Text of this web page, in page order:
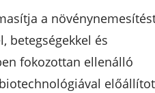
a
betegségekkel és
fokozottan ellenálló